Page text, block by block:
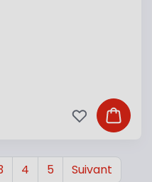
Ajouter
Ajouter à ma
4 5 Suivant